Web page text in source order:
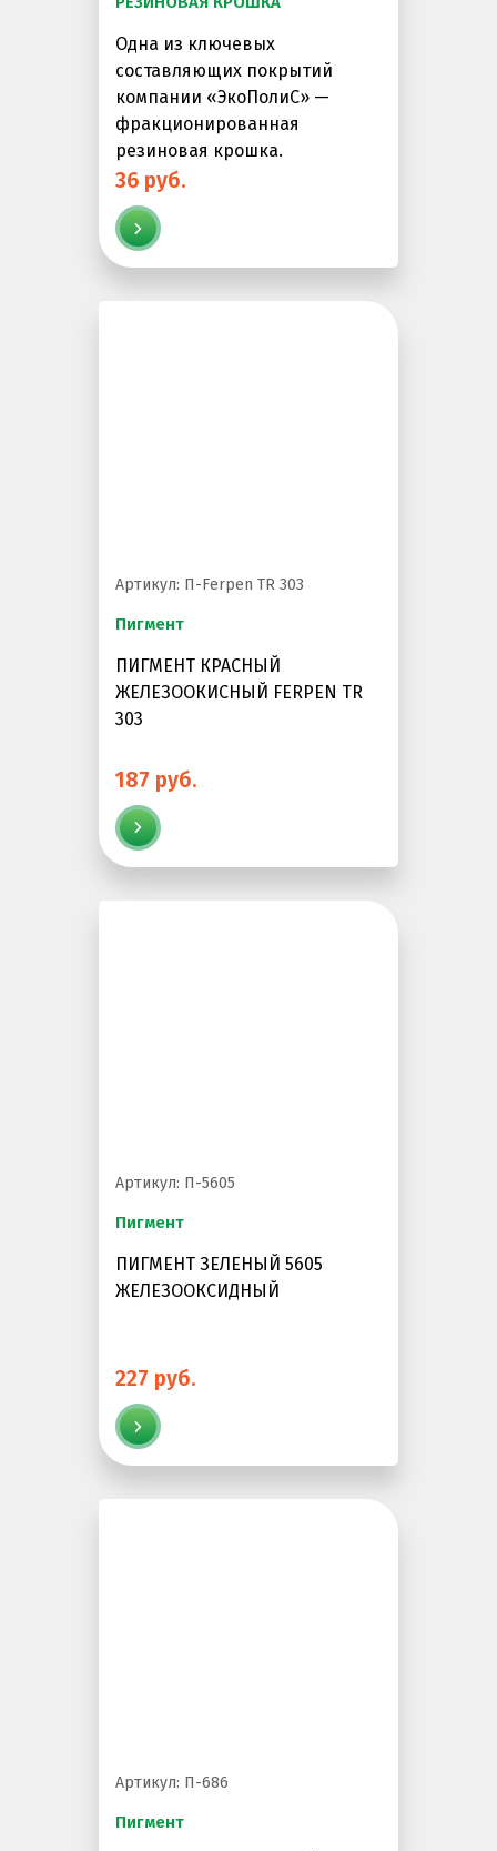
Одна из ключевых
составляющих покрытий
компании «ЭкоПолиС» —
фракционированная
резиновая крошка.
36 руб.
Артикул: П-Ferpen TR 303
Пигмент
ПИГМЕНТ КРАСНЫЙ
ЖЕЛЕЗООКИСНЫЙ FERPEN TR
303
187 руб.
Артикул: П-5605
Пигмент
ПИГМЕНТ ЗЕЛЕНЫЙ 5605
ЖЕЛЕЗООКСИДНЫЙ
227 руб.
Артикул: П-686
Пигмент